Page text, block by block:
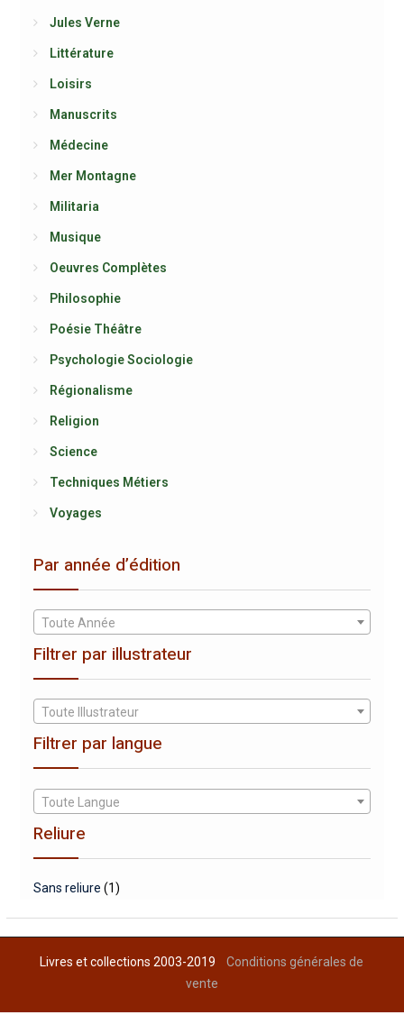
Jules Verne
Littérature
Loisirs
Manuscrits
Médecine
Mer Montagne
Militaria
Musique
Oeuvres Complètes
Philosophie
Poésie Théâtre
Psychologie Sociologie
Régionalisme
Religion
Science
Techniques Métiers
Voyages
Par année d’édition
Toute Année
Filtrer par illustrateur
Toute Illustrateur
Filtrer par langue
Toute Langue
Reliure
Sans reliure (1)
Livres et collections 2003-2019Conditions générales de
vente